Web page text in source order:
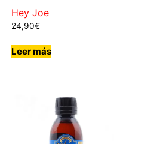
0
de
5
Hey Joe
24,90€
Leer más